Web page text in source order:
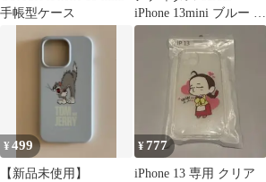
手帳型ケース
iPhone 13mini ブルー ロ
ゴ ケース
¥499
【新品未使用】
¥777
iPhone 13 専用 クリア